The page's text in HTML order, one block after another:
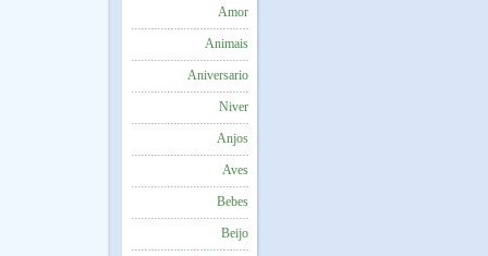
Amor
Animais
Aniversario
Niver
Anjos
Aves
Bebes
Beijo